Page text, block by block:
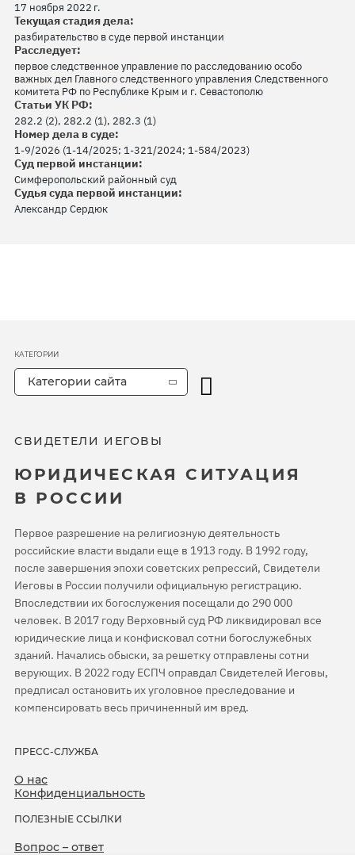
17 ноября 2022 г.
Текущая стадия дела:
разбирательство в суде первой инстанции
Расследует:
первое следственное управление по расследованию особо
важных дел Главного следственного управления Следственного
комитета РФ по Республике Крым и г. Севастополю
Статьи УК РФ:
282.2 (2), 282.2 (1), 282.3 (1)
Номер дела в суде:
1-9/2026 (1-14/2025; 1-321/2024; 1-584/2023)
Суд первой инстанции:
Симферопольский районный суд
Судья суда первой инстанции:
Александр Сердюк
СВИДЕТЕЛИ ИЕГОВЫ
ЮРИДИЧЕСКАЯ СИТУАЦИЯ
В РОССИИ
Первое разрешение на религиозную деятельность
российские власти выдали еще в 1913 году. В 1992 году,
после завершения эпохи советских репрессий, Свидетели
Иеговы в России получили официальную регистрацию.
Впоследствии их богослужения посещали до 290 000
человек. В 2017 году Верховный суд РФ ликвидировал все
юридические лица и конфисковал сотни богослужебных
зданий. Начались обыски, за решетку отправлены сотни
верующих. В 2022 году ЕСПЧ оправдал Свидетелей Иеговы,
предписал остановить их уголовное преследование и
компенсировать весь причиненный им вред.
ПРЕСС-СЛУЖБА
О нас
Конфиденциальность
ПОЛЕЗНЫЕ ССЫЛКИ
Вопрос – ответ
КАТЕГОРИИ
Категории сайта